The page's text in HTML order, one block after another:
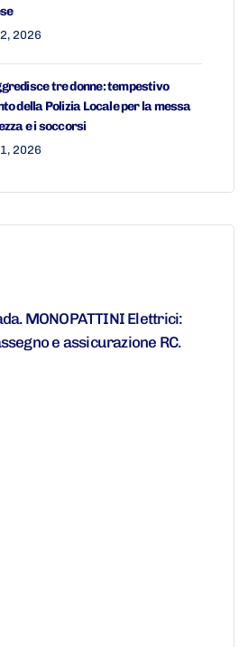
2026
tre donne: tempestivo
della Polizia Locale per la messa
e i soccorsi
2026
MONOPATTINI Elettrici:
e assicurazione RC.